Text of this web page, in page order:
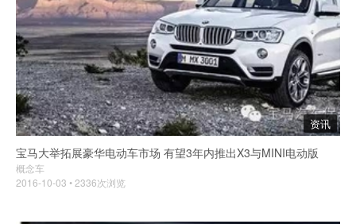
资讯
宝马大举拓展豪华电动车市场 有望3年内推出X3与MINI电动版
概念车
2016-10-03 • 2336次浏览